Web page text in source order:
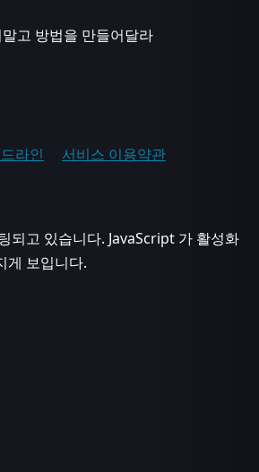
고 방법을 만들어달라
라인
서비스 이용약관
되고 있습니다. JavaScript 가 활성화
게 보입니다.